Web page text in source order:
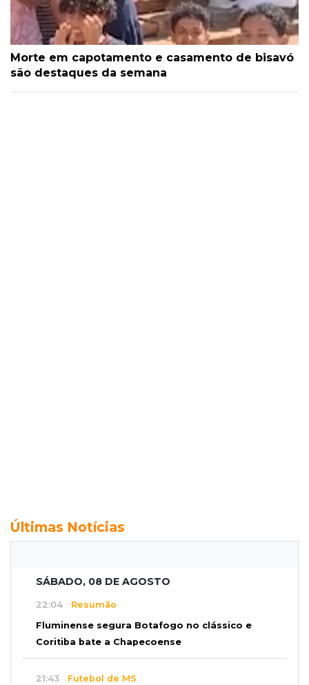
Morte em capotamento e casamento de bisavó
são destaques da semana
Últimas Notícias
SÁBADO, 08 DE AGOSTO
22:04 Resumão
Fluminense segura Botafogo no clássico e
Coritiba bate a Chapecoense
21:43 Futebol de MS